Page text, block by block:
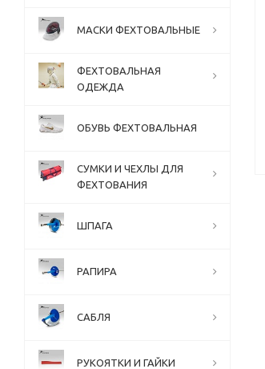
МАСКИ ФЕХТОВАЛЬНЫЕ
ФЕХТОВАЛЬНАЯ
ОДЕЖДА
ОБУВЬ ФЕХТОВАЛЬНАЯ
СУМКИ И ЧЕХЛЫ ДЛЯ
ФЕХТОВАНИЯ
ШПАГА
РАПИРА
САБЛЯ
РУКОЯТКИ И ГАЙКИ